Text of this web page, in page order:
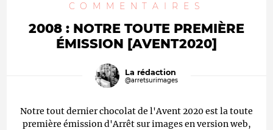
COMMENTAIRES
2008 : NOTRE TOUTE PREMIÈRE
ÉMISSION [AVENT2020]
La rédaction
@arretsurimages
Notre tout dernier chocolat de l'Avent 2020 est la toute
première émission d'Arrêt sur images en version web,